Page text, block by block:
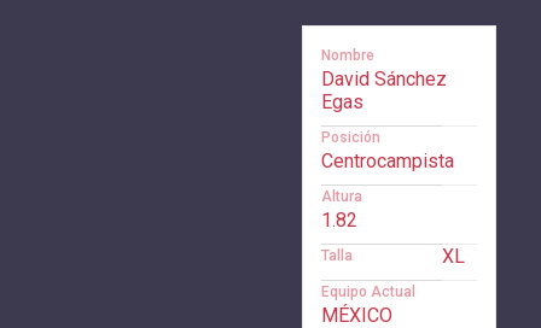
Nombre
David Sánchez
Egas
Posición
Centrocampista
Altura
1.82
Talla XL
Equipo Actual
MÉXICO